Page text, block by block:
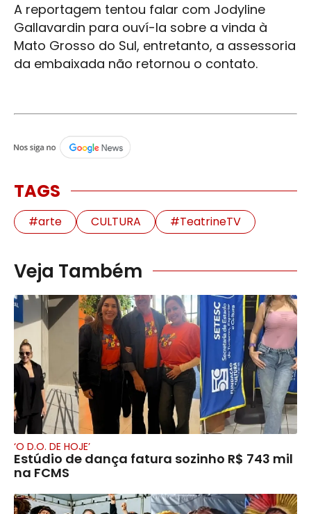
A reportagem tentou falar com Jodyline
Gallavardin para ouví-la sobre a vinda à
Mato Grosso do Sul, entretanto, a assessoria
da embaixada não retornou o contato.
TAGS
#arte CULTURA #TeatrineTV
Veja Também
‘O D.O. DE HOJE’
Estúdio de dança fatura sozinho R$ 743 mil
na FCMS